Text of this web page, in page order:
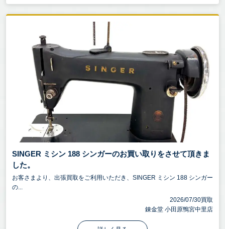
SINGER ミシン 188 シンガーのお買い取りをさせて頂きま
した。
お客さまより、出張買取をご利用いただき、SINGER ミシン 188 シンガー
の...
2026/07/30買取
錬金堂 小田原鴨宮中里店